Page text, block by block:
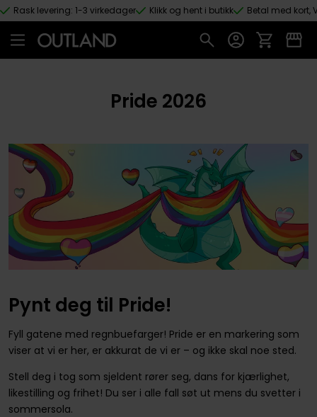
Hopp til hovedinnhold
Rask levering: 1-3 virkedager Klikk og hent i butikk Betal med kort,
Pride 2026
Pynt deg til Pride!
Fyll gatene med regnbuefarger! Pride er en markering som
viser at vi er her, er akkurat de vi er – og ikke skal noe sted.
Stell deg i tog som sjeldent rører seg, dans for kjærlighet,
likestilling og frihet! Du ser i alle fall søt ut mens du svetter i
sommersola.